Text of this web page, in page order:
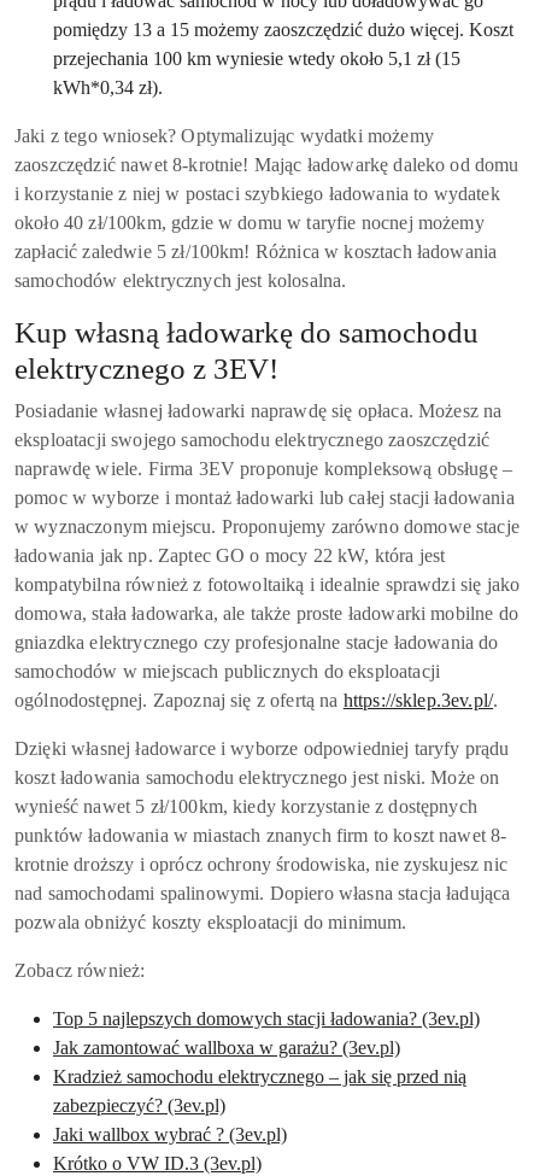
pomiędzy 13 a 15 możemy zaoszczędzić dużo więcej. Koszt
przejechania 100 km wyniesie wtedy około 5,1 zł (15
kWh*0,34 zł).
Jaki z tego wniosek? Optymalizując wydatki możemy
zaoszczędzić nawet 8-krotnie! Mając ładowarkę daleko od domu
i korzystanie z niej w postaci szybkiego ładowania to wydatek
około 40 zł/100km, gdzie w domu w taryfie nocnej możemy
zapłacić zaledwie 5 zł/100km! Różnica w kosztach ładowania
samochodów elektrycznych jest kolosalna.
Kup własną ładowarkę do samochodu
elektrycznego z 3EV!
Posiadanie własnej ładowarki naprawdę się opłaca. Możesz na
eksploatacji swojego samochodu elektrycznego zaoszczędzić
naprawdę wiele. Firma 3EV proponuje kompleksową obsługę –
pomoc w wyborze i montaż ładowarki lub całej stacji ładowania
w wyznaczonym miejscu. Proponujemy zarówno domowe stacje
ładowania jak np. Zaptec GO o mocy 22 kW, która jest
kompatybilna również z fotowoltaiką i idealnie sprawdzi się jako
domowa, stała ładowarka, ale także proste ładowarki mobilne do
gniazdka elektrycznego czy profesjonalne stacje ładowania do
samochodów w miejscach publicznych do eksploatacji
ogólnodostępnej. Zapoznaj się z ofertą na https://sklep.3ev.pl/.
Dzięki własnej ładowarce i wyborze odpowiedniej taryfy prądu
koszt ładowania samochodu elektrycznego jest niski. Może on
wynieść nawet 5 zł/100km, kiedy korzystanie z dostępnych
punktów ładowania w miastach znanych firm to koszt nawet 8-
krotnie droższy i oprócz ochrony środowiska, nie zyskujesz nic
nad samochodami spalinowymi. Dopiero własna stacja ładująca
pozwala obniżyć koszty eksploatacji do minimum.
Zobacz również:
Top 5 najlepszych domowych stacji ładowania? (3ev.pl)
Jak zamontować wallboxa w garażu? (3ev.pl)
Kradzież samochodu elektrycznego – jak się przed nią
zabezpieczyć? (3ev.pl)
Jaki wallbox wybrać ? (3ev.pl)
Krótko o VW ID.3 (3ev.pl)